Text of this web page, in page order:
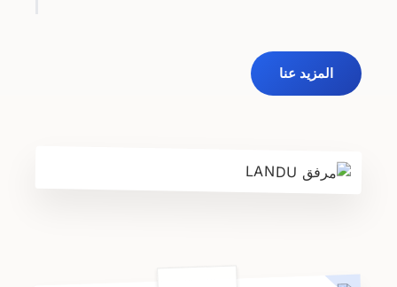
المزيد عنا